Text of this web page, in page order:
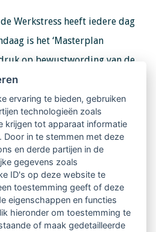
Werkstress heeft iedere dag
is het ‘Masterplan
op bewustwording van de
en de oplossingen hiervoor.
en een goede werk-
je vandaag je eigen
bijvoorbeeld ook een gratis
met als titel 'Stress! Beter
minder werken'. Ook is er
nieuwe podcast te
ervaring te bieden, gebruiken
technologieën zoals
krijgen tot apparaat informatie
Door in te stemmen met deze
en derde partijen in de
gegevens zoals
ID's op deze website te
toestemming geeft of deze
eigenschappen en functies
hieronder om toestemming te
of maak gedetailleerde